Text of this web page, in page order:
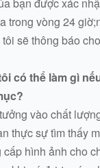
bạn được xác
trong vòng 24
sẽ thông báo
có thể làm gì
vào chất
thực sự tìm thấy
hình ảnh cho